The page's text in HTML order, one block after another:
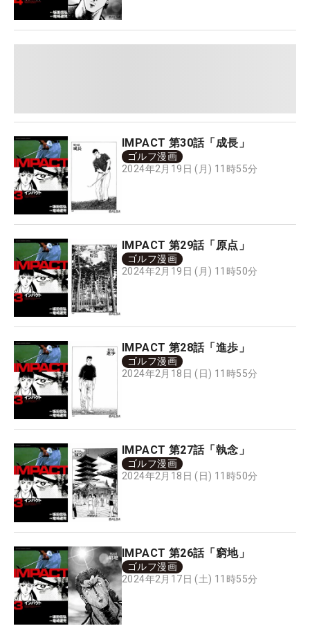
IMPACT 第30話「成長」
ゴルフ漫画
2024年2月19日 (月) 11時55分
IMPACT 第29話「原点」
ゴルフ漫画
2024年2月19日 (月) 11時50分
IMPACT 第28話「進歩」
ゴルフ漫画
2024年2月18日 (日) 11時55分
IMPACT 第27話「執念」
ゴルフ漫画
2024年2月18日 (日) 11時50分
IMPACT 第26話「窮地」
ゴルフ漫画
2024年2月17日 (土) 11時55分